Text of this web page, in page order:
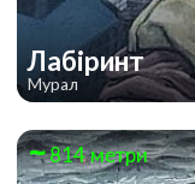
Лабіринт
Мурал
814 метри